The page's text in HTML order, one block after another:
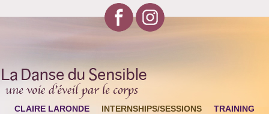
CLAIRE LARONDE INTERNSHIPS/SESSIONS
TRAINING